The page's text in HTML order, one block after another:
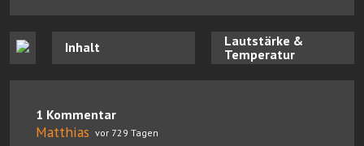
Inhalt
Lautstärke &
Temperatur
1 Kommentar
Matthias vor 729 Tagen